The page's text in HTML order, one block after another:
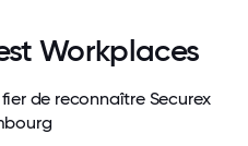
Workplaces
de reconnaître Securex